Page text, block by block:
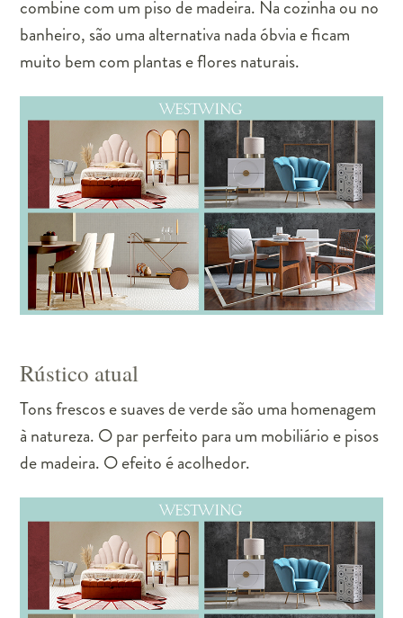
combine com um piso de madeira. Na cozinha ou no
banheiro, são uma alternativa nada óbvia e ficam
muito bem com plantas e flores naturais.
Rústico atual
Tons frescos e suaves de verde são uma homenagem
à natureza. O par perfeito para um mobiliário e pisos
de madeira. O efeito é acolhedor.